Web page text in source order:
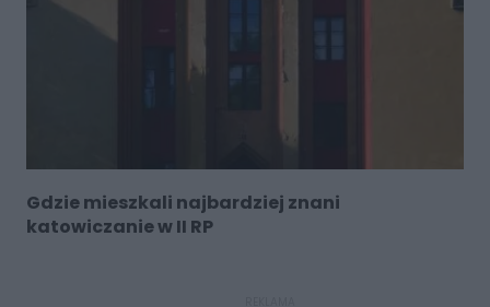
Gdzie mieszkali najbardziej znani
katowiczanie w II RP